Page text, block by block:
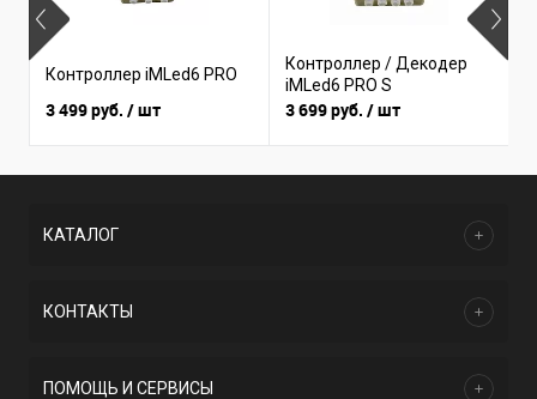
Контроллер iMLed6 PRO
3 499 руб. / шт
Контроллер / Декодер
iMLed6 PRO S
3 699 руб. / шт
КАТАЛОГ
КОНТАКТЫ
ПОМОЩЬ И СЕРВИСЫ